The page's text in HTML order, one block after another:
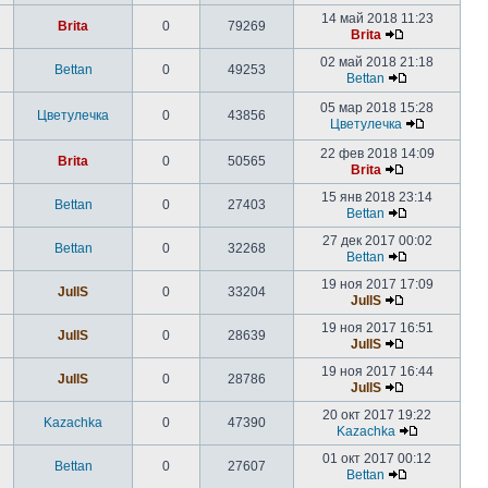
Brita 0 79269
14 май 2018 11:23
Brita
Bettan 0 49253
02 май 2018 21:18
Bettan
Цветyлечка 0 43856
05 мар 2018 15:28
Цветyлечка
Brita 0 50565
22 фев 2018 14:09
Brita
Bettan 0 27403
15 янв 2018 23:14
Bettan
Bettan 0 32268
27 дек 2017 00:02
Bettan
JullS 0 33204
19 ноя 2017 17:09
JullS
JullS 0 28639
19 ноя 2017 16:51
JullS
JullS 0 28786
19 ноя 2017 16:44
JullS
Kazachka 0 47390
20 окт 2017 19:22
Kazachka
Bettan 0 27607
01 окт 2017 00:12
Bettan